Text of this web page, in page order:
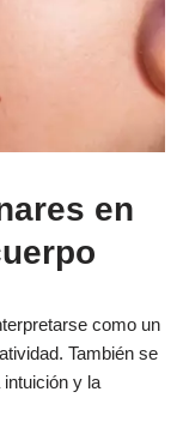
en
como un
También se
y la